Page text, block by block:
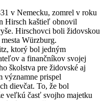
v Nemecku, zomrel v roku
Hirsch kaštieľ obnovil
Hirschovci boli židovskou
Würzburg.
ktorý bol jedným
a finančníkov svojej
školstva pre židovské aj
významne prispel
dievčat. To, že bol
veľkú časť svojho majetku